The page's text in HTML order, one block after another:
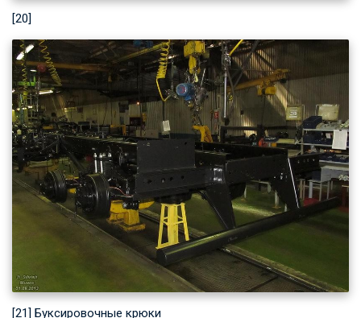
[20]
[21] Буксировочные крюки